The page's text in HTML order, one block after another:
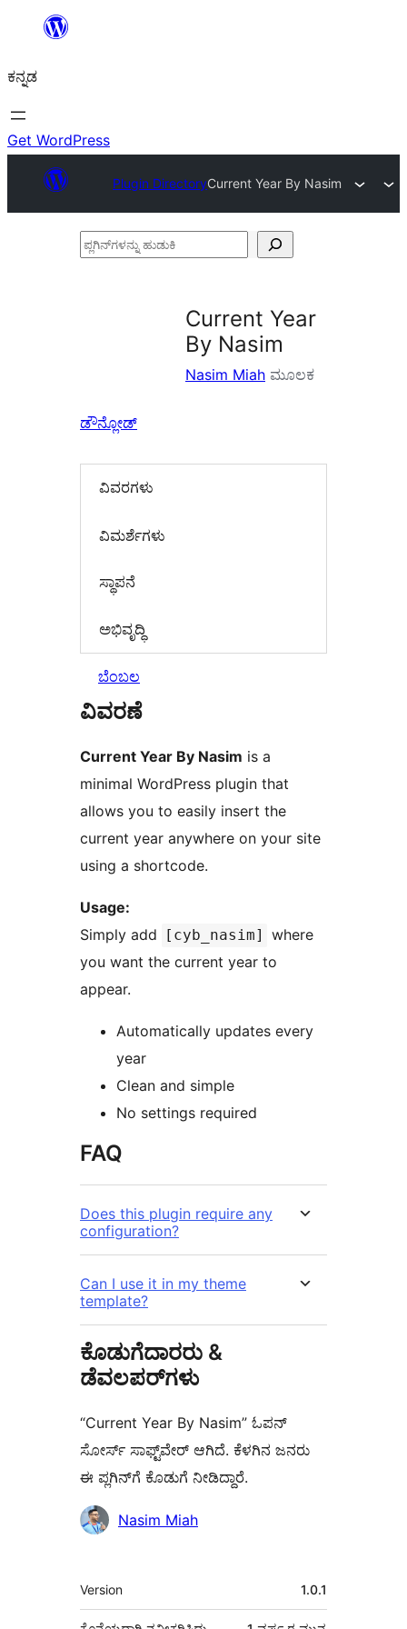
ವಿಷಯಕ್ಕೆ
ಕನ್ನಡ
Get WordPress
Plugin DirectoryCurrent Year By Nasim
ಪ್ಲಗಿನ್‌ಗಳನ್ನು
Current Year
By Nasim
Nasim Miah ಮೂಲಕ
ಡೌನ್ಲೋಡ್
ವಿವರಗಳು
‍ವಿಮರ್ಶೆಗಳು‍
ಸ್ಥಾಪನೆ
ಅಭಿವೃದ್ಧಿ
ಬೆಂಬಲ
ವಿವರಣೆ
Current Year By Nasim is a
minimal WordPress plugin that
allows you to easily insert the
current year anywhere on your site
using a shortcode.
Usage:
Simply add
[cyb_nasim]
where
you want the current year to
appear.
Automatically updates every
year
Clean and simple
No settings required
FAQ
Does this plugin require any
configuration?
Can I use it in my theme
template?
ಕೊಡುಗೆದಾರರು &
ಡೆವಲಪರ್‌ಗಳು
“Current Year By Nasim” ಓಪನ್
ಸೋರ್ಸ್ ಸಾಫ್ಟ್‌ವೇರ್ ಆಗಿದೆ. ಕೆಳಗಿನ ಜನರು
ಈ ಪ್ಲಗಿನ್‌ಗೆ ಕೊಡುಗೆ ನೀಡಿದ್ದಾರೆ.
ಕೊಡುಗೆದಾರರುNasim Miah
ಮೆಟಾ
Version 1.0.1